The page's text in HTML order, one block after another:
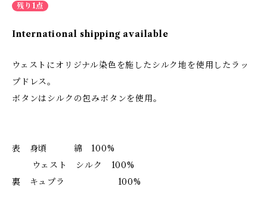
残り1点
International shipping available
ウェストにオリジナル染色を施したシルク地を使用したラッ
プドレス。
ボタンはシルクの包みボタンを使用。
表 身頃 綿 100%
ウェスト シルク 100%
裏 キュプラ 100%